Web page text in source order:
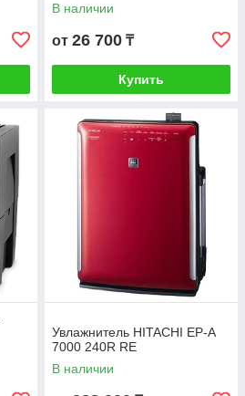
В наличии
от 26 700 ₸
Купить
Увлажнитель HITACHI EP-A
7000 240R RE
В наличии